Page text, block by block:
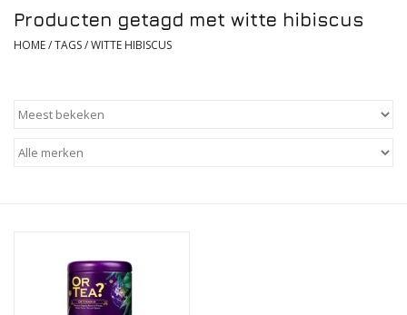
huwelijk, communie,
lentefeest, ...
Producten getagd met witte hibiscus
HOME/TAGS/WITTE HIBISCUS